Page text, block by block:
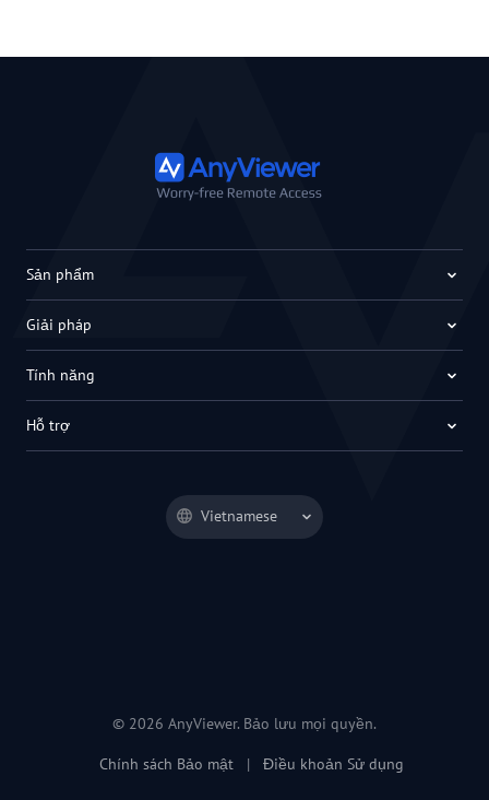
Vietnamese
Sản phẩm
Giải pháp
Tính năng
Hỗ trợ
© 2026 AnyViewer. Bảo lưu mọi quyền.
Chính sách Bảo mật | Điều khoản Sử dụng